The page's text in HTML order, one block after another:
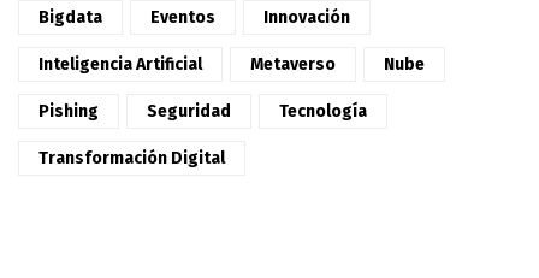
Bigdata Eventos Innovación
Inteligencia Artificial Metaverso Nube
Pishing Seguridad Tecnología
Transformación Digital